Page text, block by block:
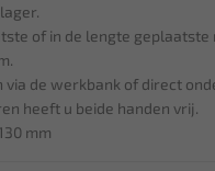
of in de lengte geplaatste
via de werkbank of direct
heeft u beide handen vrij.
mm